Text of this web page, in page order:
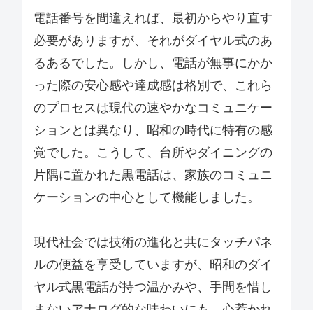
電話番号を間違えれば、最初からやり直す
必要がありますが、それがダイヤル式のあ
るあるでした。しかし、電話が無事にかか
った際の安心感や達成感は格別で、これら
のプロセスは現代の速やかなコミュニケー
ションとは異なり、昭和の時代に特有の感
覚でした。こうして、台所やダイニングの
片隅に置かれた黒電話は、家族のコミュニ
ケーションの中心として機能しました。
現代社会では技術の進化と共にタッチパネ
ルの便益を享受していますが、昭和のダイ
ヤル式黒電話が持つ温かみや、手間を惜し